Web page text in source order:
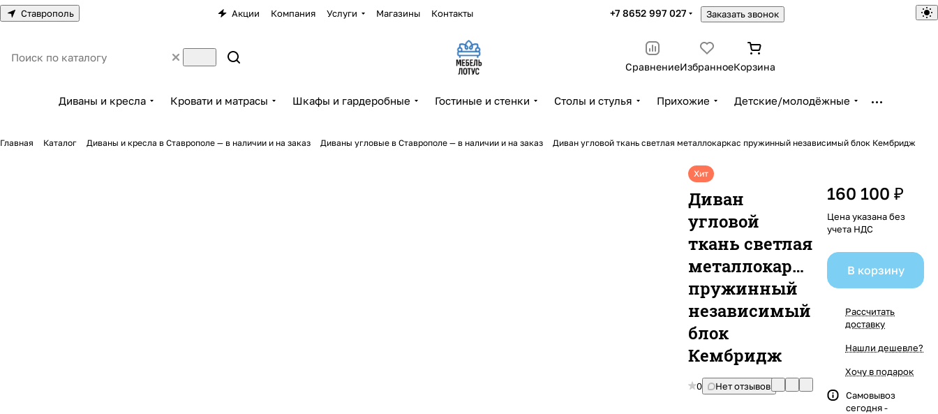
Ставрополь Акции Компания Услуги Магазины Контакты +7 8652 997 027 Заказать звонок
СравнениеИзбранноеКорзина
Диваны и кресла Кровати и матрасы Шкафы и гардеробные Гостиные и стенки Столы и стулья Прихожие Детские/молодёжные
Главная Каталог Диваны и кресла в Ставрополе — в наличии и на заказ Диваны угловые в Ставрополе — в наличии и на заказ Диван угловой ткань светлая металлокаркас пружинный независимый блок Кембридж
Хит
Диван
угловой
ткань светлая
металлокаркас
пружинный
независимый
блок
Кембридж
0 Нет отзывов
160 100 ₽
Цена указана без
учета НДС
В корзину
Рассчитать
доставку
Нашли дешевле?
Хочу в подарок
Самовывоз
сегодня -